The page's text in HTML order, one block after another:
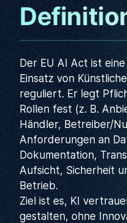
Der EU AI Act ist
Einsatz von
reguliert. Er legt
Rollen fest (z. B.
Händler, Betreiber/
Anforderungen an
Dokumentation,
Aufsicht, Sicherheit
Betrieb.
Ziel ist es, KI
gestalten, ohne